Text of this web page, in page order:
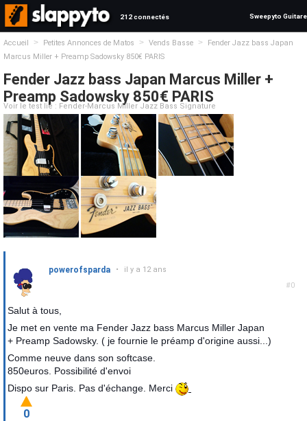
212 connectés Sweepyto Guitare
Accueil > Petites Annonces de Matos > Vends Basse >
Fender Jazz bass Japan
Marcus Miller + Preamp Sadowsky 850€ PARIS
Fender Jazz bass Japan Marcus Miller +
Preamp Sadowsky 850€ PARIS
Voir le test lié : Fender-Marcus Miller Jazz Bass Signature
#0
powerofsparda • il y a 12 ans
Salut à tous,
Je met en vente ma Fender Jazz bass Marcus Miller Japan
+ Preamp Sadowsky. ( je fournie le préamp d'origine aussi...)
Comme neuve dans son softcase.
850euros. Possibilité d'envoi
Dispo sur Paris. Pas d'échange. Merci
0